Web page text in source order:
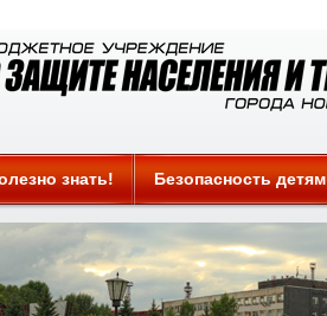
знать! Безопасность детям